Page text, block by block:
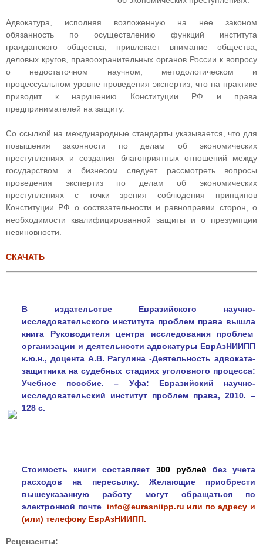
Адвокатура, исполняя возложенную на нее законом
обязанность по осуществлению функций института
гражданского общества, привлекает внимание общества,
деловых кругов, правоохранительных органов России к вопросу
о недостаточном научном, методологическом и
процессуальном уровне проведения экспертиз, что на практике
приводит к нарушению Конституции РФ и права
предпринимателей на защиту.
Со ссылкой на международные стандарты указывается, что для
повышения законности по делам об экономических
преступлениях и создания благоприятных отношений между
государством и бизнесом следует рассмотреть вопросы
проведения экспертиз по делам об экономических
преступлениях с точки зрения соблюдения принципов
Конституции РФ о состязательности и равноправии сторон, о
необходимости квалифицированной защиты и о презумпции
невиновности.
СКАЧАТЬ
В издательстве Евразийского научно-
исследовательского института проблем права вышла
книга Руководителя центра исследования проблем
организации и деятельности адвокатуры ЕврАзНИИПП
к.ю.н., доцента А.В. Рагулина -Деятельность адвоката-
защитника на судебных стадиях уголовного процесса:
Учебное пособие. – Уфа: Евразийский научно-
исследовательский институт проблем права, 2010. –
128 с.
Стоимость книги составляет 300 рублей без учета
расходов на пересылку. Желающие приобрести
вышеуказанную работу могут обращаться по
электронной почте info@eurasniipp.ru или по адресу и
(или) телефону ЕврАзНИИПП.
Рецензенты: